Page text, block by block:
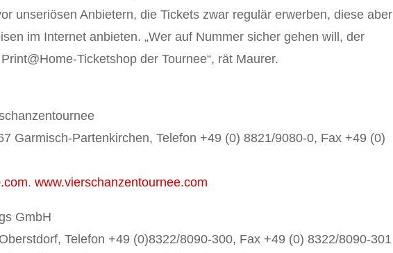
unseriösen Anbietern, die Tickets zwar regulär erwerben, diese aber
im Internet anbieten. „Wer auf Nummer sicher gehen will, der
Ticketshop der Tournee“, rät Maurer.
Garmisch-Partenkirchen, Telefon +49 (0) 8821/9080-0, Fax +49 (0)
.www.vierschanzentournee.com
GmbH
Telefon +49 (0)8322/8090-300, Fax +49 (0) 8322/8090-301